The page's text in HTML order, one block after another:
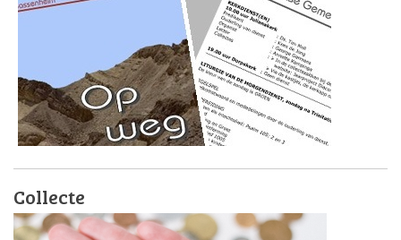
Collecte